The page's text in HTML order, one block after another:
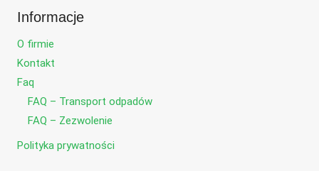
Informacje
O firmie
Kontakt
Faq
FAQ – Transport odpadów
FAQ – Zezwolenie
Polityka prywatności